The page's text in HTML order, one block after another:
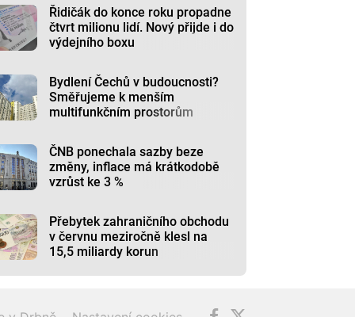
Řidičák do konce roku propadne
čtvrt milionu lidí. Nový přijde i do
výdejního boxu
Bydlení Čechů v budoucnosti?
Směřujeme k menším
multifunkčním prostorům
ČNB ponechala sazby beze
změny, inflace má krátkodobě
vzrůst ke 3 %
Přebytek zahraničního obchodu
v červnu meziročně klesl na
15,5 miliardy korun